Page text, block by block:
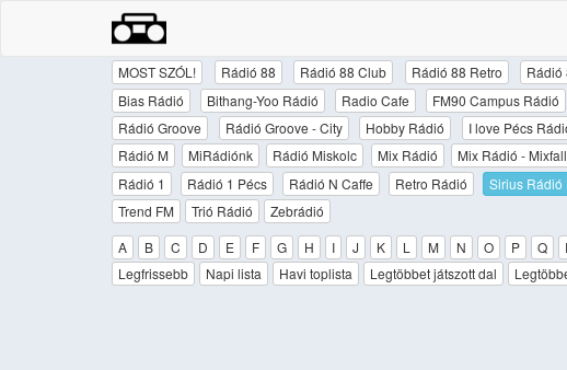
MOST SZÓL! Rádió 88 Rádió 88 Club Rádió 88 Retro Rádió
Bias Rádió
Bithang-Yoo Rádió Radio Cafe FM90 Campus Rádió
Rádió Groove
Rádió Groove - City Hobby Rádió I love Pécs
Rádió M
MiRádiónk Rádió Miskolc Mix Rádió Mix Rádió - Mixfall
Rádió 1
Rádió 1 Pécs Rádió N Caffe Retro Rádió Sirius Rádió
Trend FM
Trió Rádió
Zebrádió
A
B C D E F G H I J K L M N O P Q
Legfrissebb
Napi lista Havi toplista Legtöbbet játszott dal